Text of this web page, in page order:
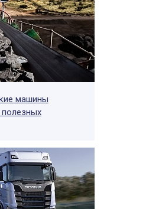
машины